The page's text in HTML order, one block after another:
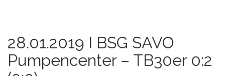
28.01.2019 I BSG SAVO
Pumpencenter – TB30er 0:2